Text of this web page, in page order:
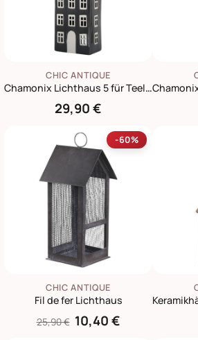
CHIC ANTIQUE
Chamonix Lichthaus 5 für Teelicht
29,90 €
-60%
CHIC ANTIQUE
Fil de fer Lichthaus
25,90 € 10,40 €